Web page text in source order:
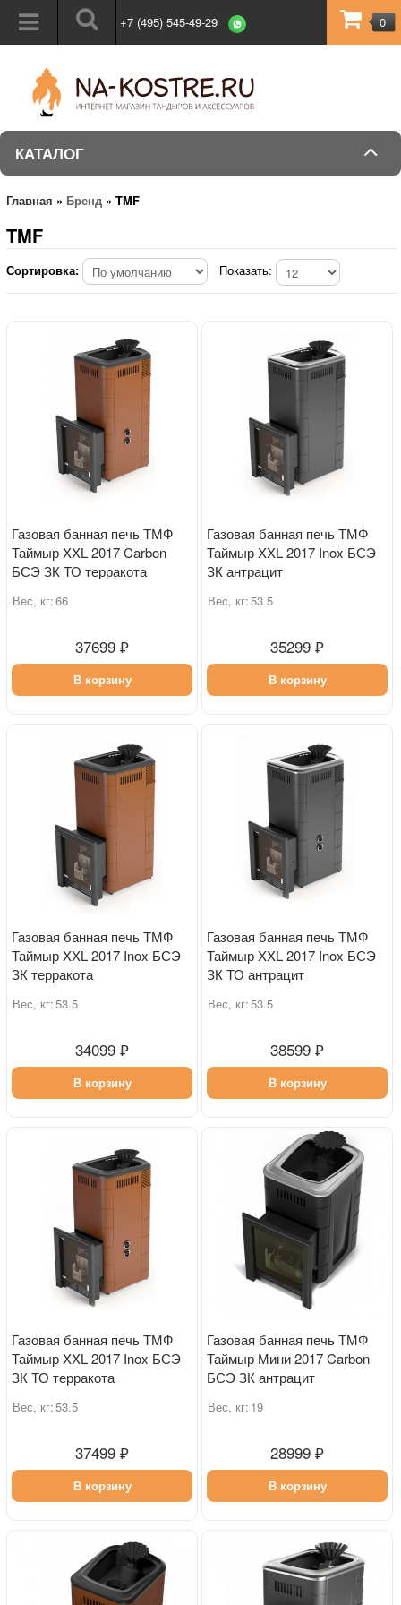
+7 (495) 545-49-29 0
КАТАЛОГ
Главная » Бренд » TMF
TMF
Сортировка: Показать:
Газовая банная печь ТМФ
Таймыр XXL 2017 Carbon
БСЭ ЗК ТО терракота
Вес, кг:66
37699 ₽
В корзину
Газовая банная печь ТМФ
Таймыр XXL 2017 Inox БСЭ
ЗК антрацит
Вес, кг:53.5
35299 ₽
В корзину
Газовая банная печь ТМФ
Таймыр XXL 2017 Inox БСЭ
ЗК терракота
Вес, кг:53.5
34099 ₽
В корзину
Газовая банная печь ТМФ
Таймыр XXL 2017 Inox БСЭ
ЗК ТО антрацит
Вес, кг:53.5
38599 ₽
В корзину
Газовая банная печь ТМФ
Таймыр XXL 2017 Inox БСЭ
ЗК ТО терракота
Вес, кг:53.5
37499 ₽
В корзину
Газовая банная печь ТМФ
Таймыр Мини 2017 Carbon
БСЭ ЗК антрацит
Вес, кг: 19
28999 ₽
В корзину